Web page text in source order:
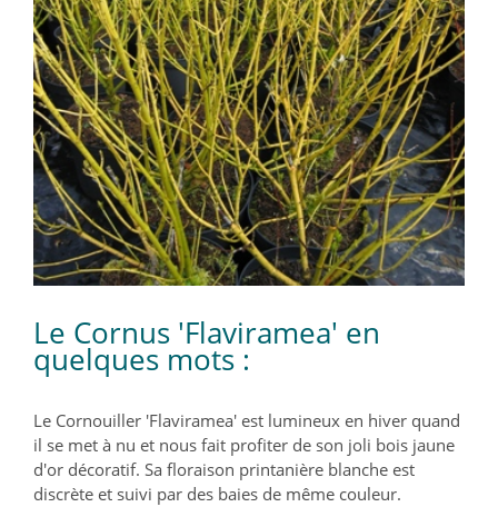
Le Cornus 'Flaviramea' en
quelques mots :
Le Cornouiller 'Flaviramea' est lumineux en hiver quand
il se met à nu et nous fait profiter de son joli bois jaune
d'or décoratif. Sa floraison printanière blanche est
discrète et suivi par des baies de même couleur.